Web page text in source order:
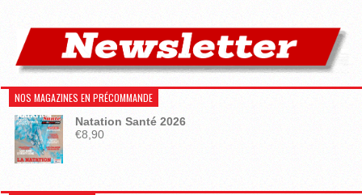
NOS MAGAZINES EN PRÉCOMMANDE
Natation Santé 2026
€8,90